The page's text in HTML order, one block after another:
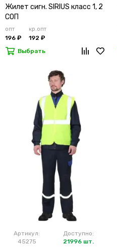
Жилет сигн. SIRIUS класс 1, 2
СОП
опт
196 ₽
кр.опт
192 ₽
Выбрать
Артикул:
45275
Доступно:
21996 шт.